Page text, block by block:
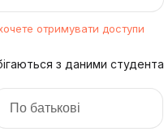
отримувати доступи
з даними студента